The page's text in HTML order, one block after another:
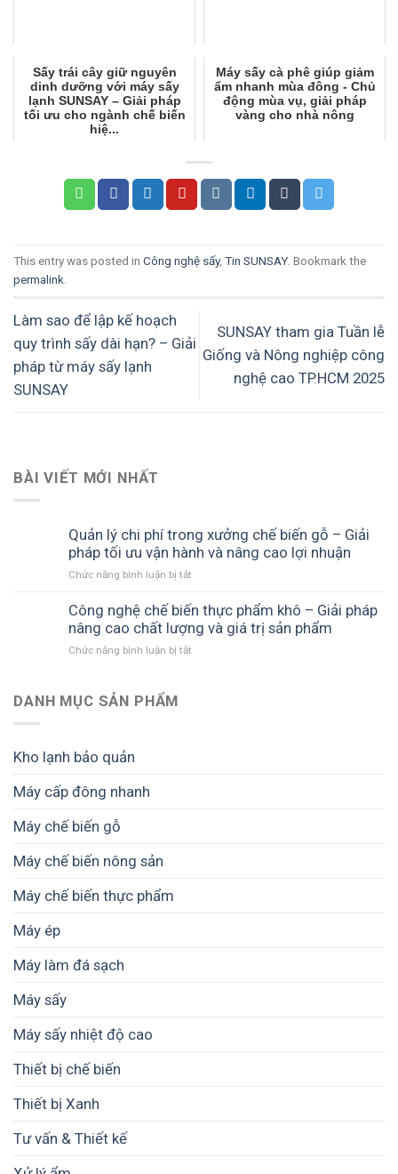
Sấy trái cây giữ nguyên
dinh dưỡng với máy sấy
lạnh SUNSAY – Giải pháp
tối ưu cho ngành chế biến
hiệ...
Máy sấy cà phê giúp giảm
ẩm nhanh mùa đông - Chủ
động mùa vụ, giải pháp
vàng cho nhà nông
This entry was posted in Công nghệ sấy, Tin SUNSAY. Bookmark the
permalink
Làm sao để lập kế hoạch
quy trình sấy dài hạn? – Giải
pháp từ máy sấy lạnh
SUNSAY
SUNSAY tham gia Tuần lễ
Giống và Nông nghiệp công
nghệ cao TP.HCM 2025
BÀI VIẾT MỚI NHẤT
Quản lý chi phí trong xưởng chế biến gỗ – Giải
pháp tối ưu vận hành và nâng cao lợi nhuận
Chức năng bình luận bị tắt
lý
phí
Công nghệ chế biến thực phẩm khô – Giải pháp
nâng cao chất lượng và giá trị sản phẩm
Chức năng bình luận bị tắt
DANH MỤC SẢN PHẨM
Kho lạnh bảo quản
Máy cấp đông nhanh
Máy chế biến gỗ
Máy chế biến nông sản
Máy chế biến thực phẩm
Máy ép
Máy làm đá sạch
Máy sấy
Máy sấy nhiệt độ cao
Thiết bị chế biến
Thiết bị Xanh
Tư vấn & Thiết kế